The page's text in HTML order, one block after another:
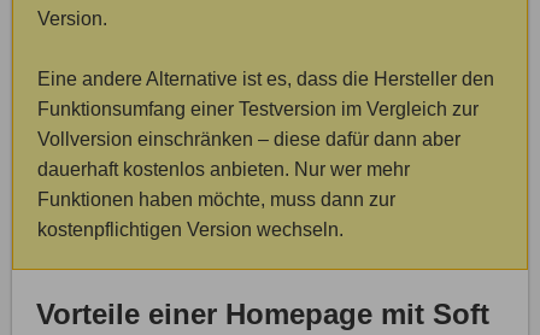
Version.
Eine andere Alternative ist es, dass die Hersteller den
Funktionsumfang einer Testversion im Vergleich zur
Vollversion einschränken – diese dafür dann aber
dauerhaft kostenlos anbieten. Nur wer mehr
Funktionen haben möchte, muss dann zur
kostenpflichtigen Version wechseln.
Vorteile einer Homepage mit Soft